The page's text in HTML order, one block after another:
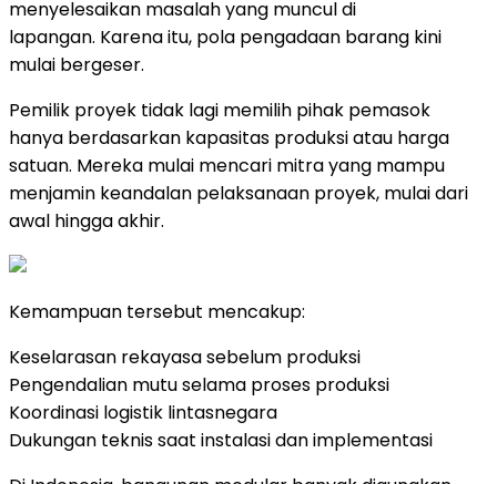
menyelesaikan masalah yang muncul di
lapangan. Karena itu, pola pengadaan barang kini
mulai bergeser.
Pemilik proyek tidak lagi memilih pihak pemasok
hanya berdasarkan kapasitas produksi atau harga
satuan. Mereka mulai mencari mitra yang mampu
menjamin keandalan pelaksanaan proyek, mulai dari
awal hingga akhir.
Kemampuan tersebut mencakup:
Keselarasan rekayasa sebelum produksi
Pengendalian mutu selama proses produksi
Koordinasi logistik lintasnegara
Dukungan teknis saat instalasi dan implementasi